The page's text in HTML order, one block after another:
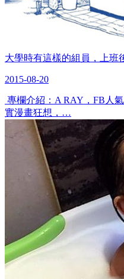
大學時有這樣的組員，上班
2015-08-20
專欄介紹：A RAY，FB人
實漫畫狂想，…